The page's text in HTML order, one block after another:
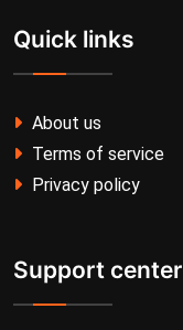
Quick links
About us
Terms of service
Privacy policy
Support center